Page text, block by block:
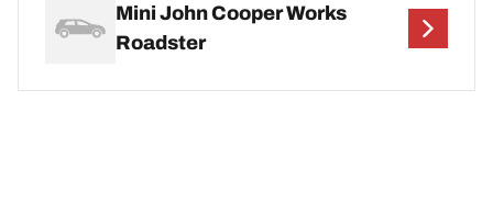
Mini John Cooper Works
Roadster